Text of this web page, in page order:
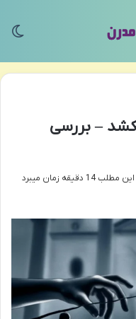
– بررسی
14 دقیقه زمان میبرد